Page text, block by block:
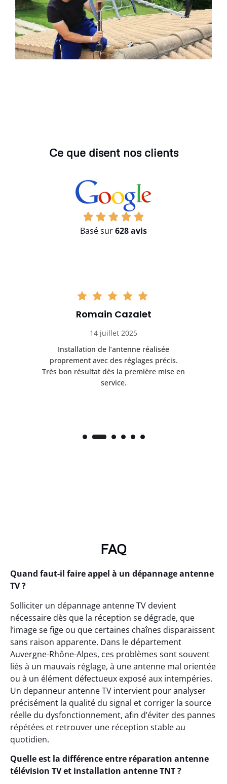
Ce que disent nos clients
Basé sur628 avis
Romain Cazalet
14 juillet 2025
Installation de l’antenne réalisée
proprement avec des réglages précis.
Très bon résultat dès la première mise en
service.
FAQ
Quand faut-il faire appel à un dépannage antenne
TV ?
Solliciter un dépannage antenne TV devient
nécessaire dès que la réception se dégrade, que
l’image se fige ou que certaines chaînes disparaissent
sans raison apparente. Dans le département
Auvergne-Rhône-Alpes, ces problèmes sont souvent
liés à un mauvais réglage, à une antenne mal orientée
ou à un élément défectueux exposé aux intempéries.
Un depanneur antenne TV intervient pour analyser
précisément la qualité du signal et corriger la source
réelle du dysfonctionnement, afin d’éviter des pannes
répétées et retrouver une réception stable au
quotidien.
Quelle est la différence entre réparation antenne
télévision TV et installation antenne TNT ?